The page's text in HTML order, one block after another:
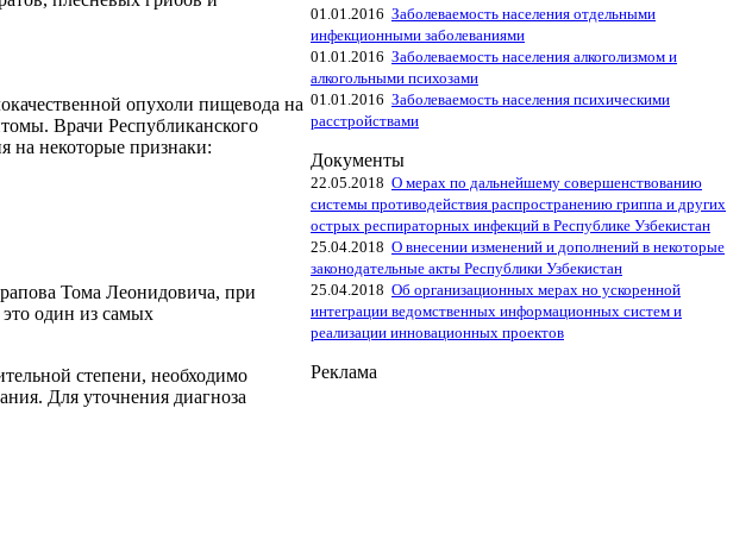
опухоли пищевода на
Врачи Республиканского
на некоторые признаки:
Тома Леонидовича, при
это один из самых
степени, необходимо
Для уточнения диагноза
01.01.2016 Заболеваемость населения отдельными
инфекционными заболеваниями
01.01.2016 Заболеваемость населения алкоголизмом и
алкогольными психозами
01.01.2016 Заболеваемость населения психическими
расстройствами
Документы
22.05.2018 О мерах по дальнейшему совершенствованию
системы противодействия распространению гриппа и других
острых респираторных инфекций в Республике Узбекистан
25.04.2018 О внесении изменений и дополнений в некоторые
законодательные акты Республики Узбекистан
25.04.2018 Об организационных мерах но ускоренной
интеграции ведомственных информационных систем и
реализации инновационных проектов
Реклама